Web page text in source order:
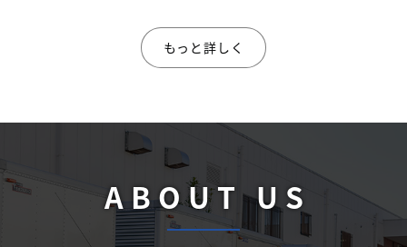
もっと詳しく
ABOUT US